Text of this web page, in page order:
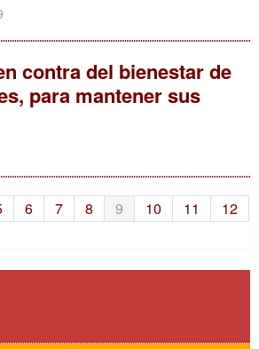
contra del bienestar de
para mantener sus
6 7 8 9 10 11
12